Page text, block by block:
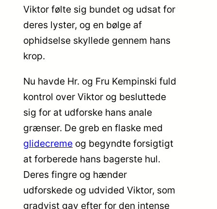
Viktor følte sig bundet og udsat for
deres lyster, og en bølge af
ophidselse skyllede gennem hans
krop.
Nu havde Hr. og Fru Kempinski fuld
kontrol over Viktor og besluttede
sig for at udforske hans anale
grænser. De greb en flaske med
glidecreme og begyndte forsigtigt
at forberede hans bagerste hul.
Deres fingre og hænder
udforskede og udvided Viktor, som
gradvist gav efter for den intense